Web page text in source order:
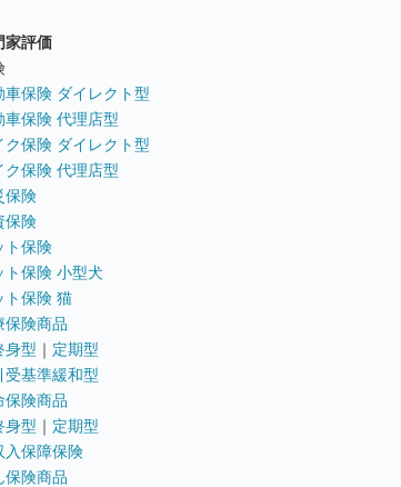
家評価
車保険 ダイレクト型
車保険 代理店型
ク保険 ダイレクト型
ク保険 代理店型
保険
保険
ト保険
ト保険 小型犬
ト保険 猫
保険商品
身型 ｜ 定期型
受基準緩和型
保険商品
身型 ｜ 定期型
入保障保険
保険商品